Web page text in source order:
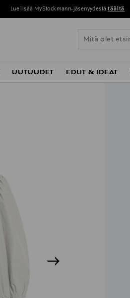
Lue lisää MyStockmann-jäsenyydestä täältä
UUTUUDET EDUT & IDEAT